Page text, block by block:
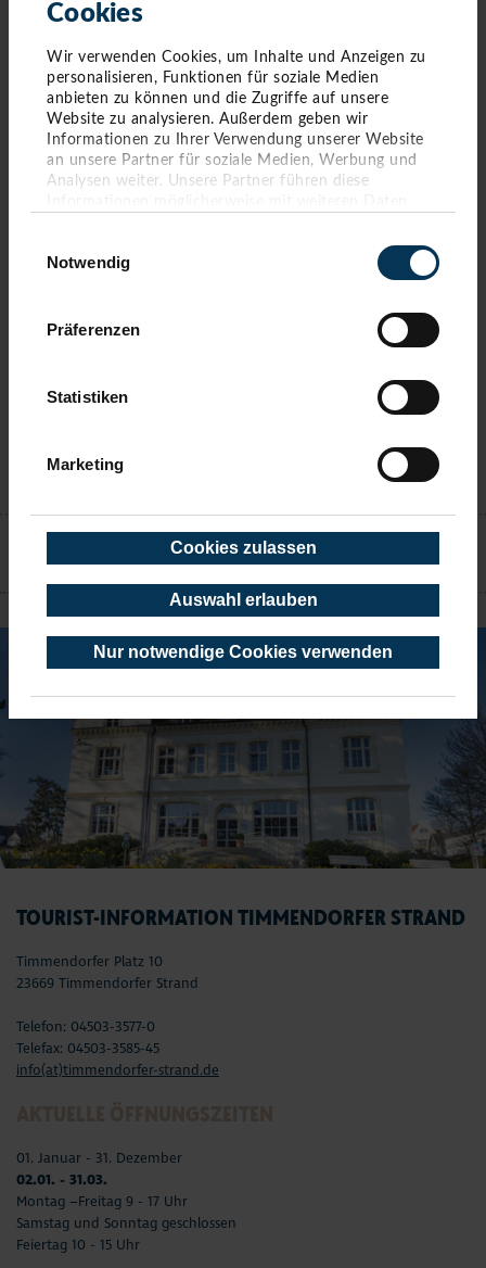
Cookies
Wir verwenden Cookies, um Inhalte und Anzeigen zu
personalisieren, Funktionen für soziale Medien
anbieten zu können und die Zugriffe auf unsere
Website zu analysieren. Außerdem geben wir
Informationen zu Ihrer Verwendung unserer Website
an unsere Partner für soziale Medien, Werbung und
Analysen weiter. Unsere Partner führen diese
sie im Rahmen Ihrer Nutzung der Dienste gesammelt
haben. Sie geben Einwilligung zu unseren Cookies,
Notwendig
Präferenzen
Statistiken
Marketing
Cookies zulassen
Auswahl erlauben
Nur notwendige Cookies verwenden
ZUM DOWNLOAD:
Status quo zum Erhalt der Bäderbahn
Regio-S-Bahn-Studie
NAH.SH-Konzept
Modellrechnung
KONTAKT
TIMMENDORFER STRAND
TOURIST-INFORMATION TIMMENDORFER STRAND
Timmendorfer Platz 10
23669 Timmendorfer Strand
Telefon: 04503-3577-0
Telefax: 04503-3585-45
info(at)timmendorfer-strand.de
01. Januar - 31. Dezember
02.01. - 31.03.
Montag –Freitag 9 - 17 Uhr
Samstag und Sonntag geschlossen
Feiertag 10 - 15 Uhr